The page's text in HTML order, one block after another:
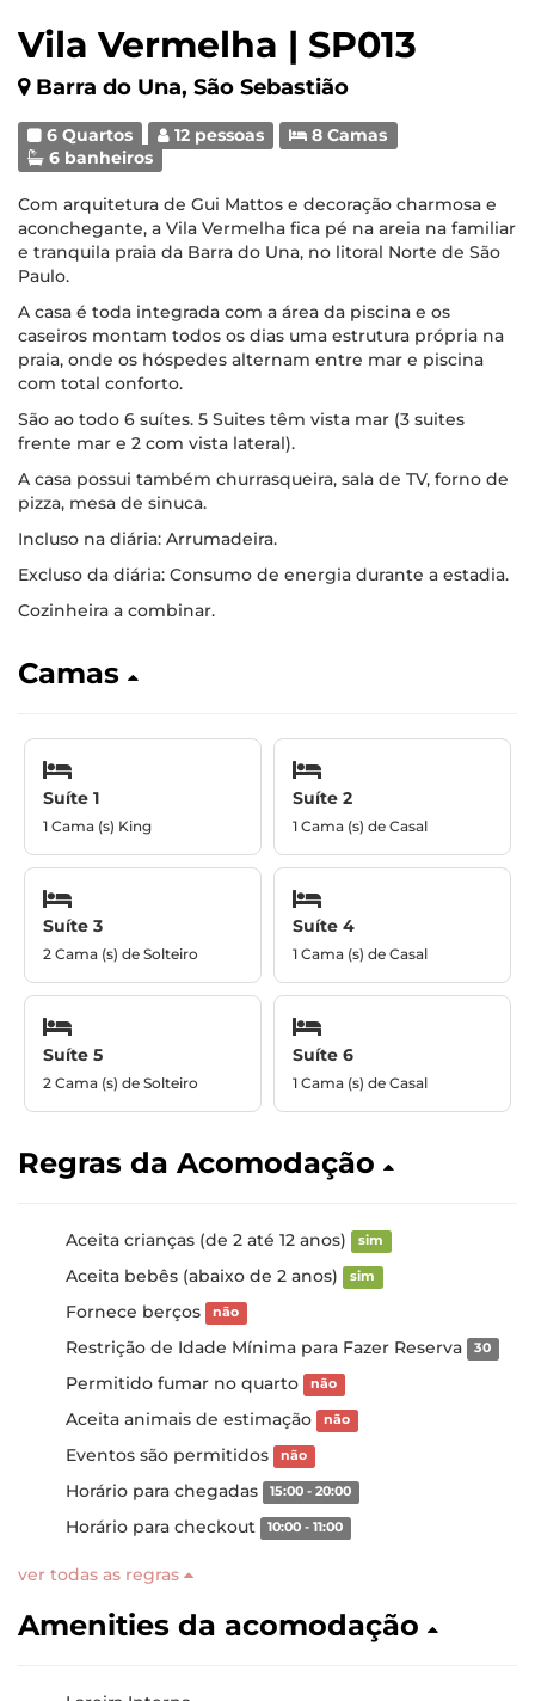
Vila Vermelha | SP013
Barra do Una, São Sebastião
6 Quartos 12 pessoas
8 Camas
6 banheiros
Com arquitetura de Gui Mattos e decoração charmosa e
aconchegante, a Vila Vermelha fica pé na areia na familiar
e tranquila praia da Barra do Una, no litoral Norte de São
Paulo.
A casa é toda integrada com a área da piscina e os
caseiros montam todos os dias uma estrutura própria na
praia, onde os hóspedes alternam entre mar e piscina
com total conforto.
São ao todo 6 suítes. 5 Suites têm vista mar (3 suites
frente mar e 2 com vista lateral).
A casa possui também churrasqueira, sala de TV, forno de
pizza, mesa de sinuca.
Incluso na diária: Arrumadeira.
Excluso da diária: Consumo de energia durante a estadia.
Cozinheira a combinar.
Camas
Suíte 1
1 Cama (s) King
Suíte 2
1 Cama (s) de Casal
Suíte 3
2 Cama (s) de Solteiro
Suíte 4
1 Cama (s) de Casal
Suíte 5
2 Cama (s) de Solteiro
Suíte 6
1 Cama (s) de Casal
Regras da Acomodação
Aceita crianças (de 2 até 12 anos) sim
Aceita bebês (abaixo de 2 anos) sim
Fornece berços não
Restrição de Idade Mínima para Fazer Reserva 30
Permitido fumar no quarto não
Aceita animais de estimação não
Eventos são permitidos não
Horário para chegadas 15:00 - 20:00
Horário para checkout 10:00 - 11:00
ver todas as regras
Amenities da acomodação